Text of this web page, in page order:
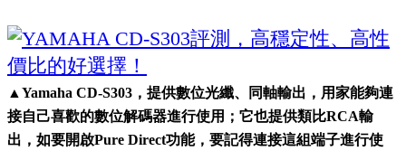
▲ Yamaha CD-S303，提供數位光纖、同軸輸出，用家能夠連
接自己喜歡的數位解碼器進行使用；它也提供類比RCA輸
出，如要開啟Pure Direct功能，要記得連接這組端子進行使